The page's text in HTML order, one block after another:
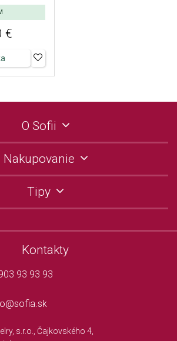
€
O Sofii
Nakupovanie
Tipy
Kontakty
93 93 93
s.r.o., Čajkovského 4,